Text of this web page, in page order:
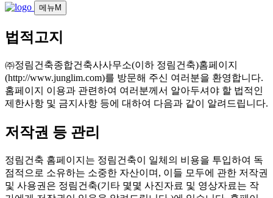
메뉴 M
법적고지
㈜정림건축종합건축사사무소(이하 정림건축)홈페이지
(http://www.junglim.com)를 방문해 주신 여러분을 환영합니다.
홈페이지 이용과 관련하여 여러분께서 알아두셔야 할 법적인
제한사항 및 금지사항 등에 대하여 다음과 같이 알려드립니다.
저작권 등 관리
정림건축 홈페이지는 정림건축이 일체의 비용을 투입하여 독
점적으로 소유하는 소중한 자산이며, 이들 모두에 관한 저작권
및 사용권은 정림건축(기타 몇몇 사진자료 및 영상자료는 작